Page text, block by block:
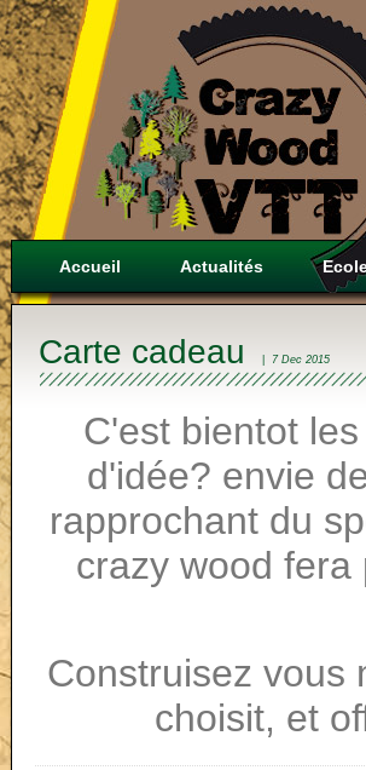
Accueil Actualités
Carte cadeau 7 Dec 2015
C'est bientot
d'idée? envie
rapprochant du
crazy wood
Construisez vous
choisit, et